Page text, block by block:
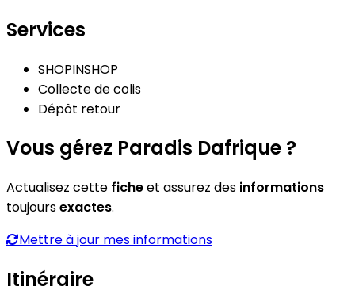
Services
SHOPINSHOP
Collecte de colis
Dépôt retour
Vous gérez Paradis Dafrique ?
Actualisez cette ficheet assurez des informations
toujoursexactes.
Mettre à jour mes informations
Itinéraire